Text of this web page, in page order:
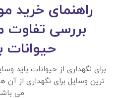
راهنمای خرید
بررسی تفاوت
حیوانات
برای نگهداری از حیوانات باید
ترین وسایل برای نگهداری از آن
می